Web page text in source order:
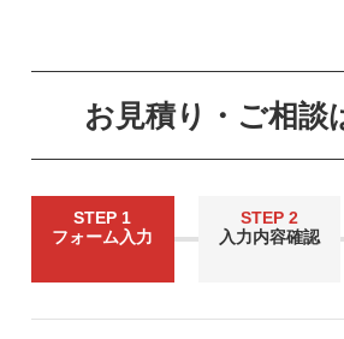
お見積り・ご相談
STEP 1
フォーム入力
STEP 2
入力内容確認